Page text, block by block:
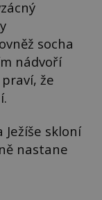
socha
nádvoří
že
Ježíše skloní
nastane